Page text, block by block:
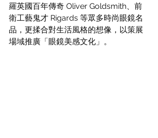
羅英國百年傳奇 Oliver Goldsmith、前
衛工藝鬼才 Rigards 等眾多時尚眼鏡名
品，更揉合對生活風格的想像，以策展
場域推廣「眼鏡美感文化」。